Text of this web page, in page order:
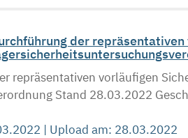
der
repräsentativen vorläufigen
Stand 28.03.2022
| Upload am: 28.03.2022